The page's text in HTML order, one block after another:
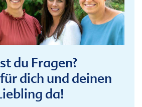
du Fragen?
dich und deinen
da!